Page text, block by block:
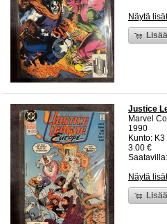
Näytä
Justice
Marvel
1990
Kunto:
3.00 €
Näytä